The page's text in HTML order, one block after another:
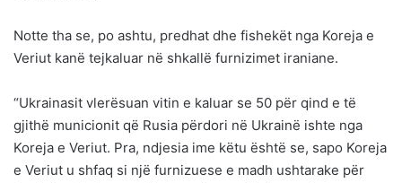
Notte tha se, po ashtu, predhat dhe fishekët nga Koreja e
Veriut kanë tejkaluar në shkallë furnizimet iraniane.
“Ukrainasit vlerësuan vitin e kaluar se 50 për qind e të
gjithë municionit që Rusia përdori në Ukrainë ishte nga
Koreja e Veriut. Pra, ndjesia ime këtu është se, sapo Koreja
e Veriut u shfaq si një furnizuese e madh ushtarake për